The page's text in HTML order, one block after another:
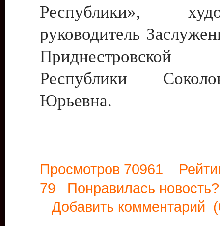
Республики»,
руководитель
Приднестровской
Республики
Юрьевна.
Просмотров 70961
79 Понравилась
Добавить комментарий